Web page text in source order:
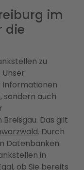
im
die
zu
sondern auch
Das gilt
. Durch
Datenbanken
in
ob Sie bereits